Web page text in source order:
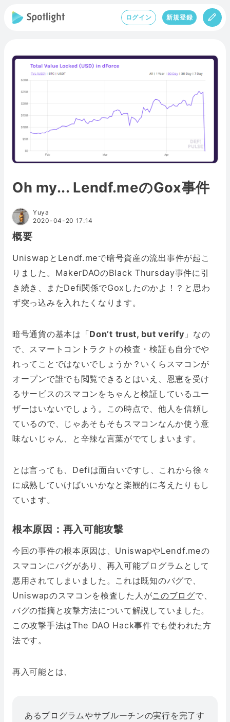
ログイン 新規登録
Oh my... Lendf.meのGox事件
Yuya
2020-04-20 17:14
概要
UniswapとLendf.meで暗号資産の流出事件が起こ
りました。MakerDAOのBlack Thursday事件に引
き続き、またDefi関係でGoxしたのかよ！？と思わ
ず突っ込みを入れたくなります。
暗号通貨の基本は「Don’t trust, but verify 」なの
で、スマートコントラクトの検査・検証も自分でや
れってことではないでしょうか？いくらスマコンが
オープンで誰でも閲覧できるとはいえ、恩恵を受け
るサービスのスマコンをちゃんと検証しているユー
ザーはいないでしょう。この時点で、他人を信頼し
ているので、じゃあそもそもスマコンなんか使う意
味ないじゃん、と辛辣な言葉がでてしまいます。
とは言っても、Defiは面白いですし、これから徐々
に成熟していけばいいかなと楽観的に考えたりもし
ています。
根本原因：再入可能攻撃
今回の事件の根本原因は、UniswapやLendf.meの
スマコンにバグがあり、再入可能プログラムとして
悪用されてしまいました。これは既知のバグで、
Uniswapのスマコンを検査した人がこのブログで、
バグの指摘と攻撃方法について解説していました。
この攻撃手法はThe DAO Hack事件でも使われた方
法です。
再入可能とは、
あるプログラムやサブルーチンの実行を完了す